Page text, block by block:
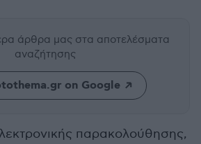
άρθρα μας στα αποτελέσματα
αναζήτησης
on Google
παρακολούθησης,